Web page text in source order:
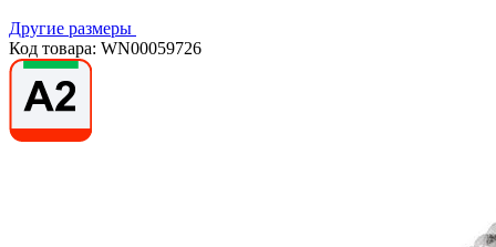
Другие размеры
Код товара: WN00059726